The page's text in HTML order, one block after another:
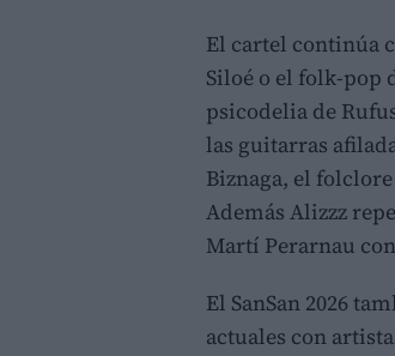
El cartel continúa
Siloé o el folk-pop
psicodelia de
las guitarras
Biznaga, el
Además Alizzz
Martí Perarnau
El SanSan 2026
actuales con